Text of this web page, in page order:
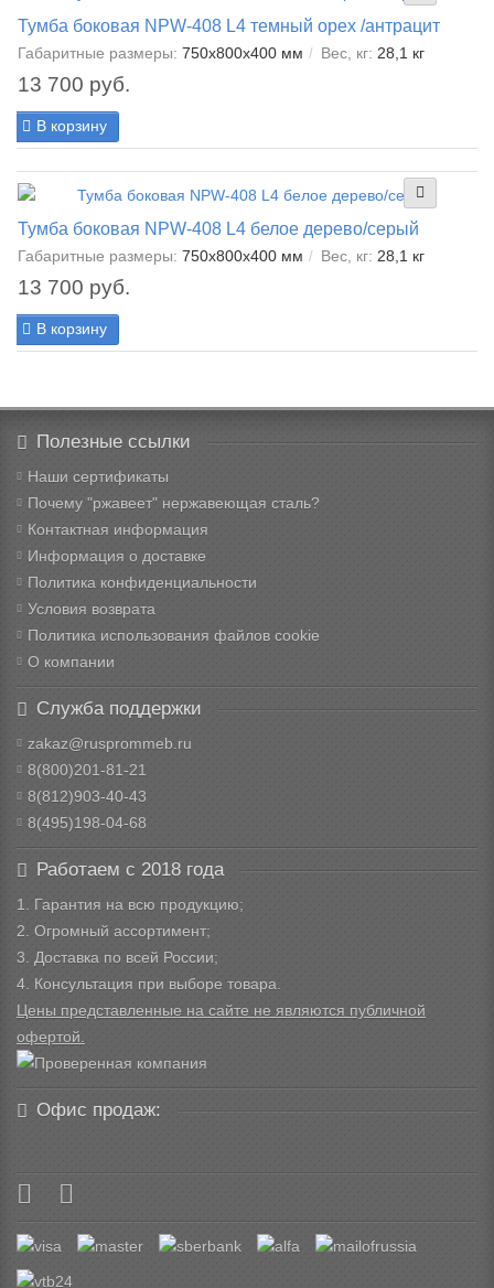
Тумба боковая NPW-408 L4 темный орех /антрацит
Габаритные размеры: 750x800x400 мм Вес, кг: 28,1 кг
13 700 руб.
В корзину
Тумба боковая NPW-408 L4 белое дерево/серый
Габаритные размеры: 750x800x400 мм Вес, кг: 28,1 кг
13 700 руб.
В корзину
Полезные ссылки
Наши сертификаты
Почему "ржавеет" нержавеющая сталь?
Контактная информация
Информация о доставке
Политика конфиденциальности
Условия возврата
Политика использования файлов cookie
О компании
Служба поддержки
zakaz@rusprommeb.ru
8(800)201-81-21
8(812)903-40-43
8(495)198-04-68
Работаем с 2018 года
1. Гарантия на всю продукцию;
2. Огромный ассортимент;
3. Доставка по всей России;
4. Консультация при выборе товара.
Цены представленные на сайте не являются публичной
офертой.
Офис продаж: